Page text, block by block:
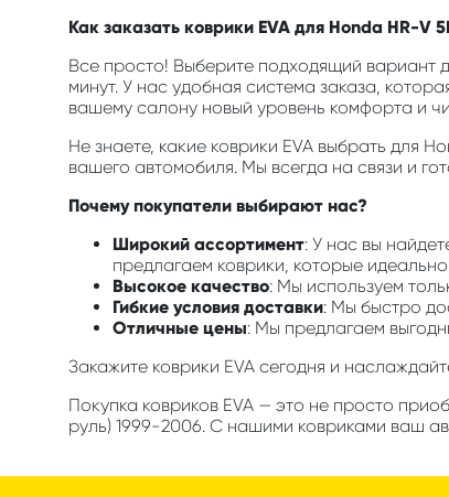
Как заказать коврики EVA для Honda HR-V
Все просто! Выберите подходящий вариант
минут. У нас удобная система заказа,
вашему салону новый уровень комфорта и
Не знаете, какие коврики EVA выбрать для
вашего автомобиля. Мы всегда на связи и
Почему покупатели выбирают нас?
Широкий ассортимент: У нас вы
предлагаем коврики, которые
Высокое качество: Мы используем
Гибкие условия доставки: Мы быстро
Отличные цены: Мы предлагаем
Закажите коврики EVA сегодня и
Покупка ковриков EVA — это не просто
руль) 1999-2006. С нашими ковриками ваш